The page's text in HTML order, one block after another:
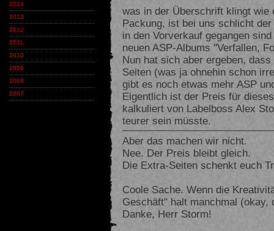
2014
2013
2012
2011
2010
2009
2008
2007
was in der Überschrift klingt wie
Packung, ist bei uns schlicht
in den Vorverkauf gegangen
neuen ASP-Albums "Verfallen,
Nun hat sich aber ergeben,
Seiten (was ja ohnehin schon
gibt es noch etwas mehr ASP
Eigentlich ist der Preis für
kalkuliert von Labelboss Alex
teurer sein müsste.
Aber das machen wir nicht.
Nee. Der Preis bleibt gleich.
Die Extra-Seiten schenkt euch
Coole Sache. Wenn die
Geschäft" halt manchmal
Danke, Herr Storm!